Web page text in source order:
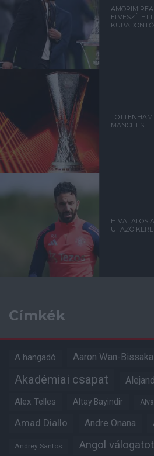
AMORIM
ELVESZÍTETT
TOTTENHAM
HIVATALOS
UTAZÓ
Címkék
A hangadó Aaron Wan-Bissaka
Akadémiai csapat
Alex Telles Altay Bayindir
Amad Diallo Andre Onana
Andrey Santos Angol